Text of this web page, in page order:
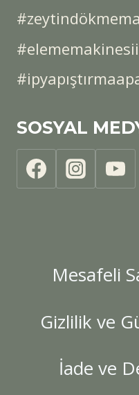
SOSYAL
Mesafeli
Gizlilik ve
İade ve